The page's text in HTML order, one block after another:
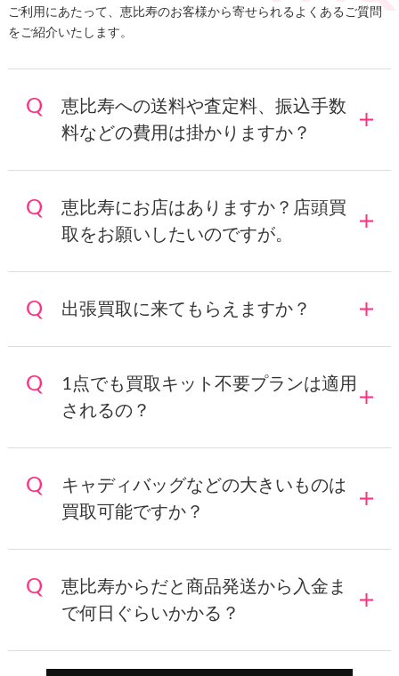
ご利用にあたって、恵比寿のお客様から寄せられるよくあるご質問
をご紹介いたします。
恵比寿への送料や査定料、振込手数
料などの費用は掛かりますか？
恵比寿にお店はありますか？店頭買
取をお願いしたいのですが。
出張買取に来てもらえますか？
1点でも買取キット不要プランは適用
されるの？
キャディバッグなどの大きいものは
買取可能ですか？
恵比寿からだと商品発送から入金ま
で何日ぐらいかかる？